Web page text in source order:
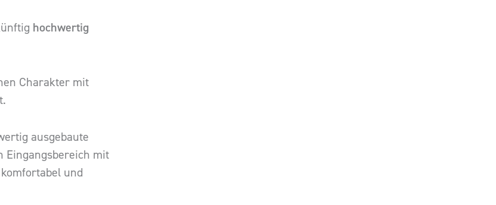
hochwertig
Charakter mit
ausgebaute
Eingangsbereich mit
und